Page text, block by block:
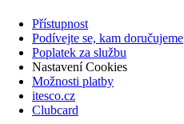
Přístupnost
Podívejte se, kam doručujeme
Poplatek za službu
Nastavení Cookies
Možnosti platby
itesco.cz
Clubcard